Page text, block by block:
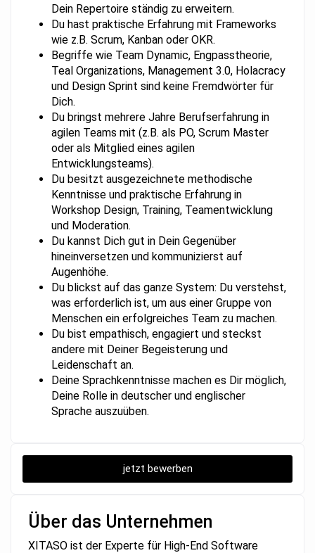
Dein Repertoire ständig zu erweitern.
Du hast praktische Erfahrung mit Frameworks
wie z.B. Scrum, Kanban oder OKR.
Begriffe wie Team Dynamic, Engpasstheorie,
Teal Organizations, Management 3.0, Holacracy
und Design Sprint sind keine Fremdwörter für
Dich.
Du bringst mehrere Jahre Berufserfahrung in
agilen Teams mit (z.B. als PO, Scrum Master
oder als Mitglied eines agilen
Entwicklungsteams).
Du besitzt ausgezeichnete methodische
Kenntnisse und praktische Erfahrung in
Workshop Design, Training, Teamentwicklung
und Moderation.
Du kannst Dich gut in Dein Gegenüber
hineinversetzen und kommunizierst auf
Augenhöhe.
Du blickst auf das ganze System: Du verstehst,
was erforderlich ist, um aus einer Gruppe von
Menschen ein erfolgreiches Team zu machen.
Du bist empathisch, engagiert und steckst
andere mit Deiner Begeisterung und
Leidenschaft an.
Deine Sprachkenntnisse machen es Dir möglich,
Deine Rolle in deutscher und englischer
Sprache auszuüben.
jetzt bewerben
Über das Unternehmen
XITASO ist der Experte für High-End Software